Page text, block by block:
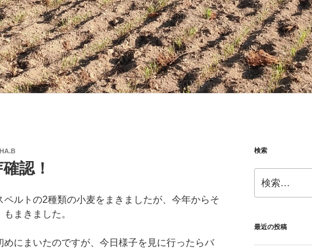
認！
ペルトの2種類の小麦をまきましたが、今年からそ
まきました。
めにまいたのですが、今日様子を見に行ったらバ
検索
索:
最近の投稿